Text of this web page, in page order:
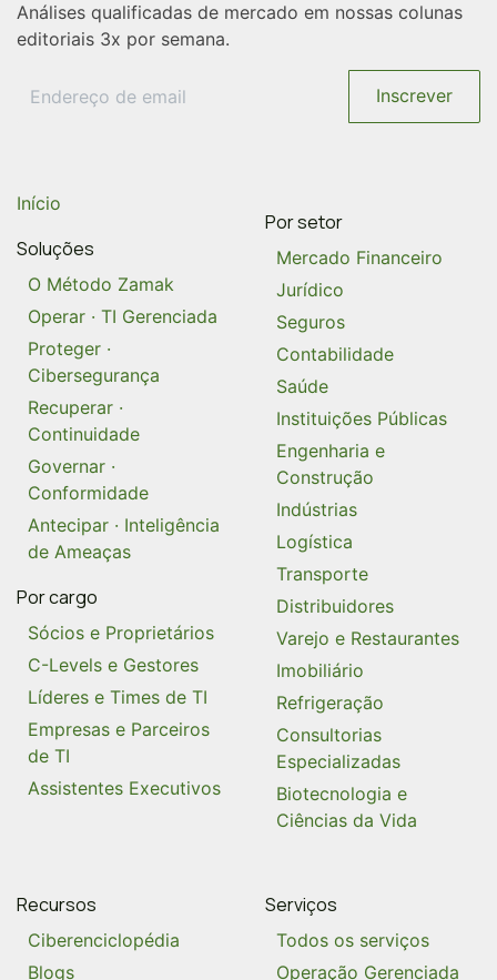
Análises qualificadas de mercado em nossas colunas
editoriais 3x por semana.
Inscrever
Início
Soluções
O Método Zamak
Operar · TI Gerenciada
Proteger ·
Cibersegurança
Recuperar ·
Continuidade
Governar ·
Conformidade
Antecipar · Inteligência
de Ameaças
Por cargo
Sócios e Proprietários
C-Levels e Gestores
Líderes e Times de TI
Empresas e Parceiros
de TI
Assistentes Executivos
Por setor
Mercado Financeiro
Jurídico
Seguros
Contabilidade
Saúde
Instituições Públicas
Engenharia e
Construção
Indústrias
Logística
Transporte
Distribuidores
Varejo e Restaurantes
Imobiliário
Refrigeração
Consultorias
Especializadas
Biotecnologia e
Ciências da Vida
Recursos
Ciberenciclopédia
Blogs
Serviços
Todos os serviços
Operação Gerenciada